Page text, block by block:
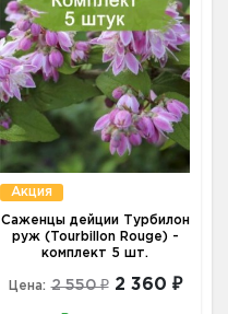
Акция
Саженцы дейции Турбилон
руж (Tourbillon Rouge) -
комплект 5 шт.
Цена: 2 550 ₽ 2 360 ₽